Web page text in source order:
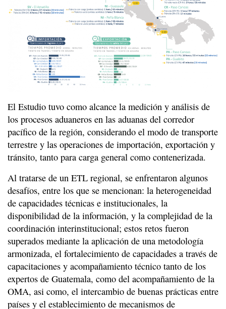
El Estudio tuvo como alcance la medición y análisis de
los procesos aduaneros en las aduanas del corredor
pacífico de la región, considerando el modo de transporte
terrestre y las operaciones de importación, exportación y
tránsito, tanto para carga general como contenerizada.
Al tratarse de un ETL regional, se enfrentaron algunos
desafíos, entre los que se mencionan: la heterogeneidad
de capacidades técnicas e institucionales, la
disponibilidad de la información, y la complejidad de la
coordinación interinstitucional; estos retos fueron
superados mediante la aplicación de una metodología
armonizada, el fortalecimiento de capacidades a través de
capacitaciones y acompañamiento técnico tanto de los
expertos de Guatemala, como del acompañamiento de la
OMA, asi como, el intercambio de buenas prácticas entre
países y el establecimiento de mecanismos de